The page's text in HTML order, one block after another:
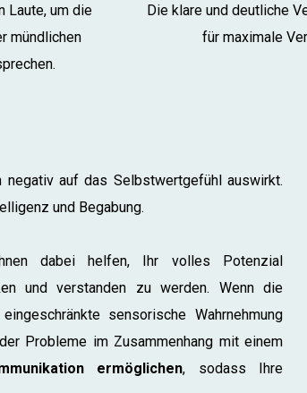
Laute, um die
mündlichen
Die klare und deutliche
für maximale
auf das Selbstwertgefühl auswirkt.
und Begabung.
dabei helfen, Ihr volles Potenzial
und verstanden zu werden. Wenn die
sensorische Wahrnehmung
Probleme im Zusammenhang mit einem
ermöglichen, sodass Ihre